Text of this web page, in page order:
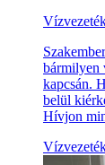
bármilyen
kapcsán.
belül
Hívjon